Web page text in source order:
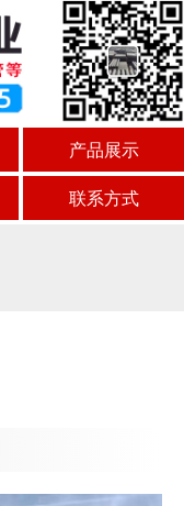
产品展示
联系方式